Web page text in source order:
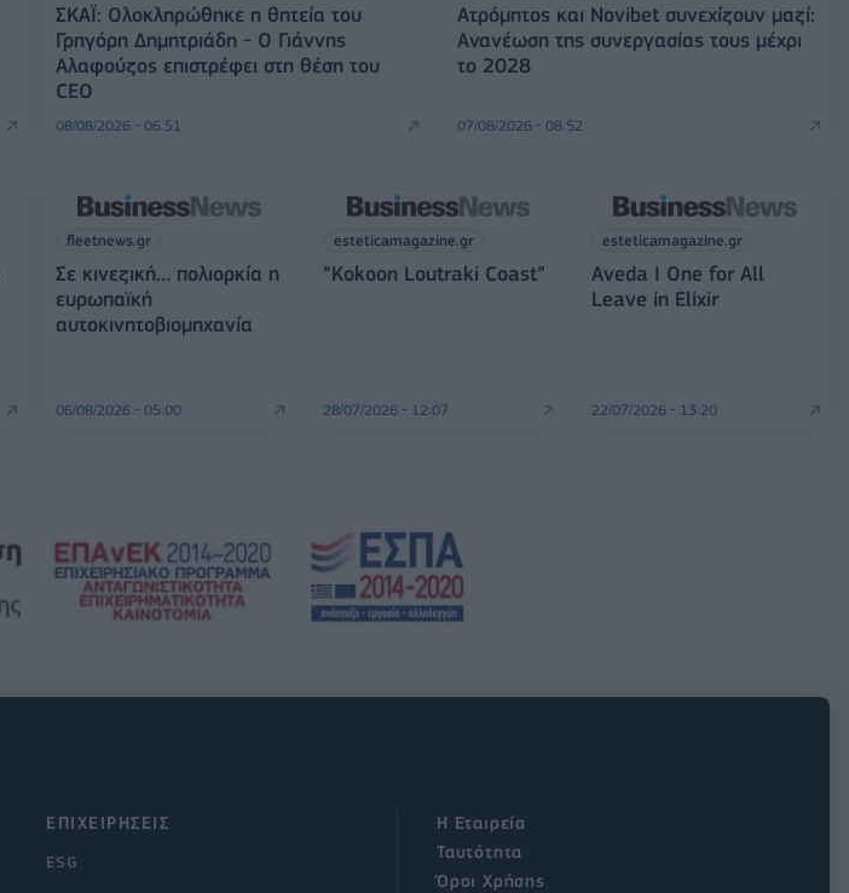
ΣΚΑΪ: Ολοκληρώθηκε η θητεία του
Γρηγόρη Δημητριάδη - Ο Γιάννης
Αλαφούζος επιστρέφει στη θέση του
CEO
08/08/2026 - 06:51
Ατρόμητος και Novibet συνεχίζουν μαζί:
Ανανέωση της συνεργασίας τους μέχρι
το 2028
07/08/2026 - 08:52
fleetnews.gr
Σε κινεζική… πολιορκία η
ευρωπαϊκή
αυτοκινητοβιομηχανία
06/08/2026 - 05:00
esteticamagazine.gr
“Kokoon Loutraki Coast”
28/07/2026 - 12:07
esteticamagazine.gr
Aveda I One for All
Leave in Elixir
22/07/2026 - 13:20
ΕΠΙΧΕΙΡΗΣΕΙΣ
ESG
Η Εταιρεία
Ταυτότητα
Όροι Χρήσης